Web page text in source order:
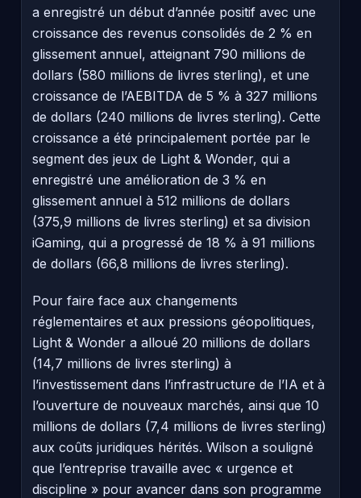
a enregistré un début d’année positif avec une
croissance des revenus consolidés de 2 % en
glissement annuel, atteignant 790 millions de
dollars (580 millions de livres sterling), et une
croissance de l’AEBITDA de 5 % à 327 millions
de dollars (240 millions de livres sterling). Cette
croissance a été principalement portée par le
segment des jeux de Light & Wonder, qui a
enregistré une amélioration de 3 % en
glissement annuel à 512 millions de dollars
(375,9 millions de livres sterling) et sa division
iGaming, qui a progressé de 18 % à 91 millions
de dollars (66,8 millions de livres sterling).
Pour faire face aux changements
réglementaires et aux pressions géopolitiques,
Light & Wonder a alloué 20 millions de dollars
(14,7 millions de livres sterling) à
l’investissement dans l’infrastructure de l’IA et à
l’ouverture de nouveaux marchés, ainsi que 10
millions de dollars (7,4 millions de livres sterling)
aux coûts juridiques hérités. Wilson a souligné
que l’entreprise travaille avec « urgence et
discipline » pour avancer dans son programme